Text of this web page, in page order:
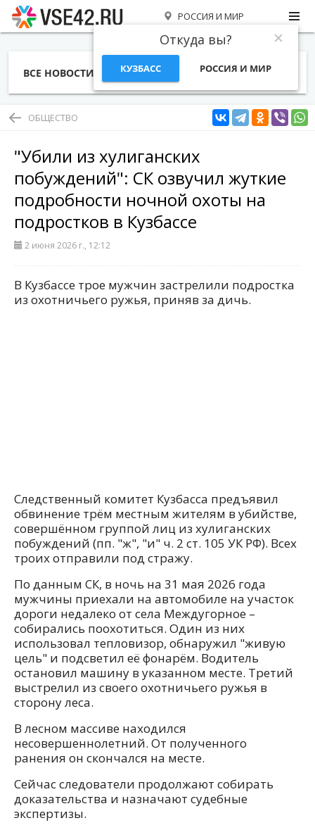
РОССИЯ И МИР
Откуда вы?
КУЗБАСС РОССИЯ И МИР
ВСЕ НОВОСТИ СТАТЬИ ТЕМЫ ФОТО
ОБЩЕСТВО
"Убили из хулиганских
побуждений": СК озвучил жуткие
подробности ночной охоты на
подростков в Кузбассе
2 июня 2026 г., 12:12
В Кузбассе трое мужчин застрелили подростка
из охотничьего ружья, приняв за дичь.
Следственный комитет Кузбасса предъявил
обвинение трём местным жителям в убийстве,
совершённом группой лиц из хулиганских
побуждений (пп. "ж", "и" ч. 2 ст. 105 УК РФ). Всех
троих отправили под стражу.
По данным СК, в ночь на 31 мая 2026 года
мужчины приехали на автомобиле на участок
дороги недалеко от села Междугорное –
собирались поохотиться. Один из них
использовал тепловизор, обнаружил "живую
цель" и подсветил её фонарём. Водитель
остановил машину в указанном месте. Третий
выстрелил из своего охотничьего ружья в
сторону леса.
В лесном массиве находился
несовершеннолетний. От полученного
ранения он скончался на месте.
Сейчас следователи продолжают собирать
доказательства и назначают судебные
экспертизы.